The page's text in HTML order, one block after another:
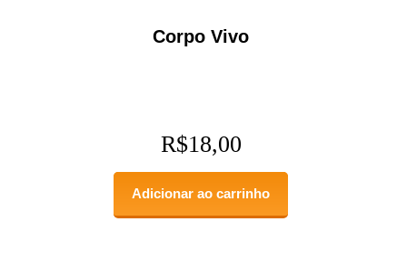
Corpo Vivo
R$18,00
Adicionar ao carrinho